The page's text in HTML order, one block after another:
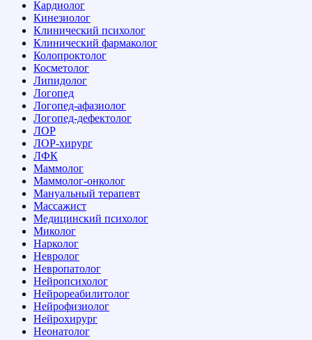
Кардиолог
Кинезиолог
Клинический психолог
Клинический фармаколог
Колопроктолог
Косметолог
Липидолог
Логопед
Логопед-афазиолог
Логопед-дефектолог
ЛОР
ЛОР-хирург
ЛФК
Маммолог
Маммолог-онколог
Мануальный терапевт
Массажист
Медицинский психолог
Миколог
Нарколог
Невролог
Невропатолог
Нейропсихолог
Нейрореабилитолог
Нейрофизиолог
Нейрохирург
Неонатолог